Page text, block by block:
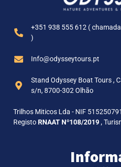
+351 938 555 612 (
)
Info@odysseytours.pt
Stand Odyssey Boat Tours ,
s/n, 8700-302 Olhão
Trilhos Miticos Lda - NIF 515250791
RegistoRNAAT Nº108/2019,